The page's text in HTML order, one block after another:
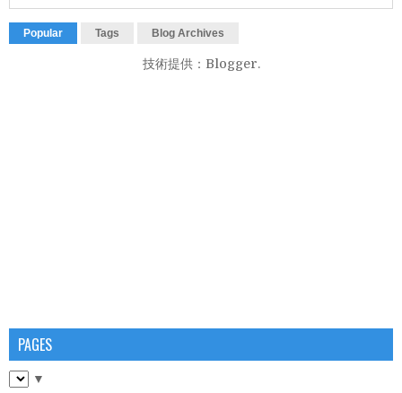
Popular Tags Blog Archives
技術提供： Blogger.
PAGES
▼